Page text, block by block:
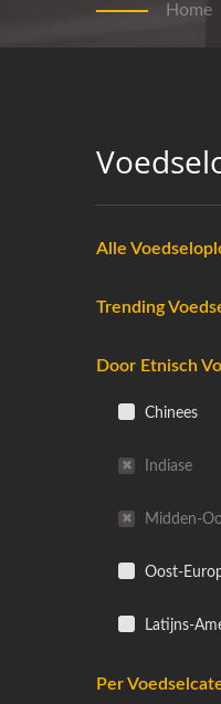
Home
Alle
Trending
Door Etnisch
Chinees
Indiase
Midden-
Oost-
Latijns-
Per